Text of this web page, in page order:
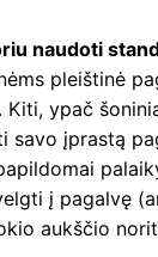
naudoti
pleištinė
ypač
savo įprastą
į pagalvę
aukščio